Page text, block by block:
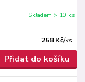
258 Kč/ks
Skladem > 10 ks
Přidat do košíku